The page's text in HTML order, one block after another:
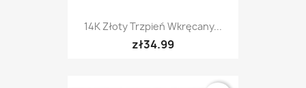
14K Złoty Trzpień Wkręcany...
zł34.99